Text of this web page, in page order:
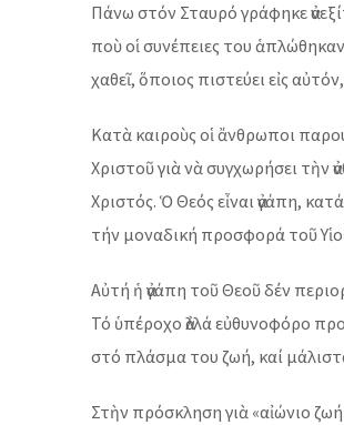
Πάνω στόν Σταυρό γράφηκε
ποὺ οἱ συνέπειες του
χαθεῖ, ὅποιος πιστεύει εἰς
Κατὰ καιροὺς οἱ ἄνθρωποι
Χριστοῦ γιὰ νὰ συγχωρήσει τὴν
Χριστός. Ὁ Θεός εἶναι ἀγάπη,
τήν μοναδική προσφορά τοῦ
Αὐτή ἡ ἀγάπη τοῦ Θεοῦ δέν
Τό ὑπέροχο ἀλλά εὐθυνοφόρο
στό πλάσμα του ζωή, καί
Στὴν πρόσκληση γιὰ «αἰώνιο